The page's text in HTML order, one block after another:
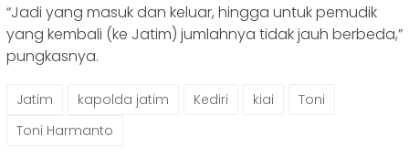
“Jadi yang masuk dan keluar, hingga untuk pemudik
yang kembali (ke Jatim) jumlahnya tidak jauh berbeda,”
pungkasnya.
Jatim kapolda jatim Kediri kiai
Toni
Toni Harmanto